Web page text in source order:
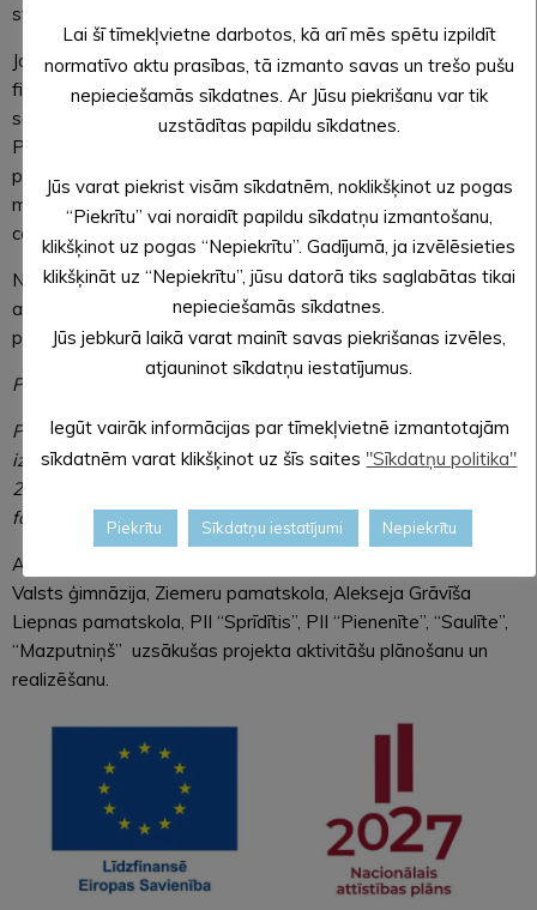
stiprināt Latvijas attīstību,” uzsver VIAA direktore Inta Ozola.
Jau 2025./2026. mācību gadā katram skolēnam paredzēts
finansējums divu šādu norišu apmeklējumam, un projekta
sākumā būs pieejamas 480 dažādas aktivitātes visā Latvijā.
Piedāvājums būs pieejams ne tikai vispārējās un
profesionālās izglītības iestādēm, bet arī pirmsskolām, ļaujot
mazākajiem bērniem atklāt zinātni un pilsonisko līdzdalību
caur rotaļām un praktiskiem piedzīvojumiem.
Norišu katalogs ir pieejamsVIAA mājaslapāno šī gada 26.
augusta, un tas tiks papildināts 2025./2026. mācību gada
pirmā semestra beigās.
Par projektu
Projektu “STEM un pilsoniskās līdzdalības norises plašākai
izglītības pieredzei un karjeras izvēlei” VIAA īstenos līdz
2028. gada 31. augustam, un to līdzfinansē Eiropas Sociālais
fonds Plus.
Alūksnes novada izglītības iestādes Ernsta Glika Alūksnes
Valsts ģimnāzija, Ziemeru pamatskola, Alekseja Grāvīša
Liepnas pamatskola, PII “Sprīdītis”, PII “Pienenīte”, “Saulīte”,
“Mazputniņš” uzsākušas projekta aktivitāšu plānošanu un
realizēšanu.
Lai šī tīmekļvietne darbotos, kā arī mēs spētu izpildīt
normatīvo aktu prasības, tā izmanto savas un trešo pušu
nepieciešamās sīkdatnes. Ar Jūsu piekrišanu var tik
uzstādītas papildu sīkdatnes.
Jūs varat piekrist visām sīkdatnēm, noklikšķinot uz pogas
“Piekrītu” vai noraidīt papildu sīkdatņu izmantošanu,
klikšķinot uz pogas “Nepiekrītu”. Gadījumā, ja izvēlēsieties
klikšķināt uz “Nepiekrītu”, jūsu datorā tiks saglabātas tikai
nepieciešamās sīkdatnes.
Jūs jebkurā laikā varat mainīt savas piekrišanas izvēles,
atjauninot sīkdatņu iestatījumus.
Iegūt vairāk informācijas par tīmekļvietnē izmantotajām
sīkdatnēm varat klikšķinot uz šīs saites "Sīkdatņu politika"
Piekrītu Sīkdatņu iestatījumi Nepiekrītu